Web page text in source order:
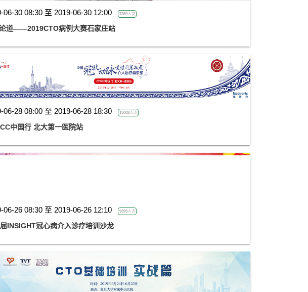
06-30 08:30 至 2019-06-30 12:00 7369人次
道——2019CTO病例大赛石家庄站
06-28 08:00 至 2019-06-28 18:30 15002人次
中国行 北大第一医院站
06-26 08:30 至 2019-06-26 12:10 9393人次
INSIGHT冠心病介入诊疗培训沙龙